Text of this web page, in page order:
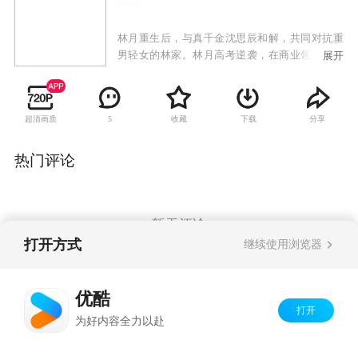
林月重生后，与真千金沈思辰和解，共同对抗重
男轻女的林家。林月高考逆袭，在商业领域与林
屡屡受挫，使出各种手段，却最终失败。林月和
沈思辰成功复仇，林家众人受到法律制裁，她们
也收获了事业与亲情。
展开
超清画质 5 收藏 下载 分享
热门评论
暂无评论
打开方式 继续使用浏览器
优酷
为好内容全力以赴
打开